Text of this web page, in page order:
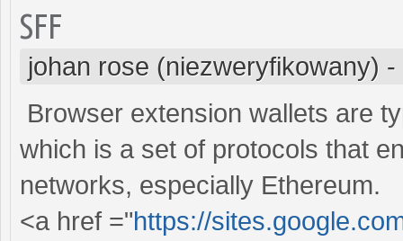
SFF
johan rose (niezweryfikowany) -
Browser extension wallets are
which is a set of protocols that
networks, especially Ethereum.
<a href ="https://